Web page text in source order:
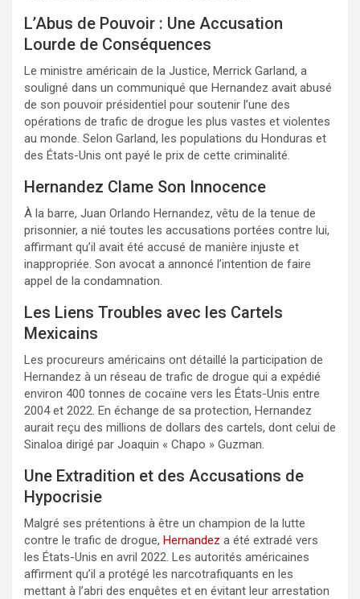
L’Abus de Pouvoir : Une Accusation
Lourde de Conséquences
Le ministre américain de la Justice, Merrick Garland, a
souligné dans un communiqué que Hernandez avait abusé
de son pouvoir présidentiel pour soutenir l’une des
opérations de trafic de drogue les plus vastes et violentes
au monde. Selon Garland, les populations du Honduras et
des États-Unis ont payé le prix de cette criminalité.
Hernandez Clame Son Innocence
À la barre, Juan Orlando Hernandez, vêtu de la tenue de
prisonnier, a nié toutes les accusations portées contre lui,
affirmant qu’il avait été accusé de manière injuste et
inappropriée. Son avocat a annoncé l’intention de faire
appel de la condamnation.
Les Liens Troubles avec les Cartels
Mexicains
Les procureurs américains ont détaillé la participation de
Hernandez à un réseau de trafic de drogue qui a expédié
environ 400 tonnes de cocaïne vers les États-Unis entre
2004 et 2022. En échange de sa protection, Hernandez
aurait reçu des millions de dollars des cartels, dont celui de
Sinaloa dirigé par Joaquin « Chapo » Guzman.
Une Extradition et des Accusations de
Hypocrisie
Malgré ses prétentions à être un champion de la lutte
contre le trafic de drogue, Hernandez a été extradé vers
les États-Unis en avril 2022. Les autorités américaines
affirment qu’il a protégé les narcotrafiquants en les
mettant à l’abri des enquêtes et en évitant leur arrestation